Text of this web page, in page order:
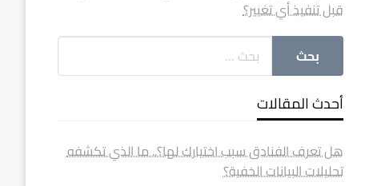
قبل تنفيذ أي تغيير؟
أحدث المقالات
هل تعرف الفنادق سبب اختيارك لها؟.. ما الذي تكشفه
تحليلات البيانات الخفية؟